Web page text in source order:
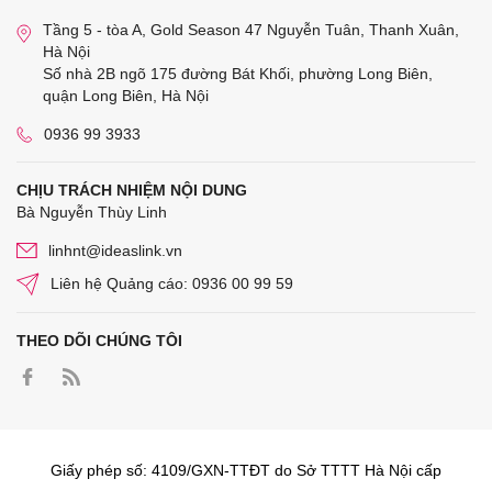
Tầng 5 - tòa A, Gold Season 47 Nguyễn Tuân, Thanh Xuân,
Hà Nội
Số nhà 2B ngõ 175 đường Bát Khối, phường Long Biên,
quận Long Biên, Hà Nội
0936 99 3933
CHỊU TRÁCH NHIỆM NỘI DUNG
Bà Nguyễn Thùy Linh
linhnt@ideaslink.vn
Liên hệ Quảng cáo: 0936 00 99 59
THEO DÕI CHÚNG TÔI
Giấy phép số: 4109/GXN-TTĐT do Sở TTTT Hà Nội cấp